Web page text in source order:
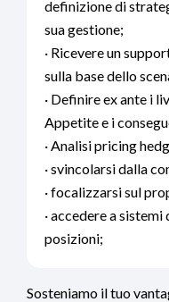
definizione di
sua gestione;
· Ricevere un
sulla base dello
· Definire ex ante i
Appetite e i
· Analisi pricing
· svincolarsi dalla
· focalizzarsi sul
· accedere a
posizioni;
Sosteniamo il tuo